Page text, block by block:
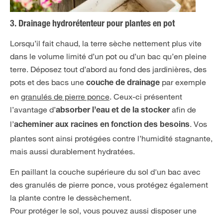
3. Drainage hydrorétenteur pour plantes en pot
Lorsqu’il fait chaud, la terre sèche nettement plus vite
dans le volume limité d’un pot ou d’un bac qu’en pleine
terre. Déposez tout d’abord au fond des jardinières, des
pots et des bacs une couche de drainage par exemple
en granulés de pierre ponce. Ceux-ci présentent
l’avantage d’absorber l’eau et de la stockerafin de
l’acheminer aux racines en fonction des besoins. Vos
plantes sont ainsi protégées contre l’humidité stagnante,
mais aussi durablement hydratées.
En paillant la couche supérieure du sol d'un bac avec
des granulés de pierre ponce, vous protégez également
la plante contre le dessèchement.
Pour protéger le sol, vous pouvez aussi disposer une